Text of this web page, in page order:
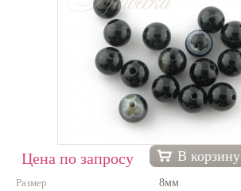
Эпоксидная смола
Шнуры, ленты, нитки
По темам и сезонам
Бисер TOHO
Нетемнеющая фурнитура
Всё для вышивки
Цена по запросу В корзину
Размер
8мм